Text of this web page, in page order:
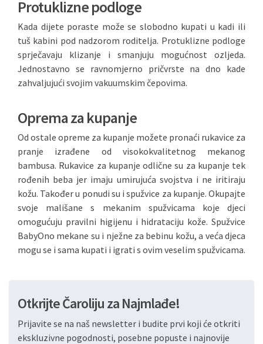
Protuklizne podloge
Kada dijete poraste može se slobodno kupati u kadi ili
tuš kabini pod nadzorom roditelja. Protuklizne podloge
sprječavaju klizanje i smanjuju mogućnost ozljeda.
Jednostavno se ravnomjerno pričvrste na dno kade
zahvaljujući svojim vakuumskim čepovima.
Oprema za kupanje
Od ostale opreme za kupanje možete pronaći rukavice za
pranje izrađene od visokokvalitetnog mekanog
bambusa. Rukavice za kupanje odlične su za kupanje tek
rođenih beba jer imaju umirujuća svojstva i ne iritiraju
kožu. Također u ponudi su i spužvice za kupanje. Okupajte
svoje mališane s mekanim spužvicama koje djeci
omogućuju pravilni higijenu i hidrataciju kože. Spužvice
BabyOno mekane su i nježne za bebinu kožu, a veća djeca
mogu se i sama kupati i igrati s ovim veselim spužvicama.
Otkrijte Čaroliju za Najmlađe!
Prijavite se na naš newsletter i budite prvi koji će otkriti
ekskluzivne pogodnosti, posebne popuste i najnovije